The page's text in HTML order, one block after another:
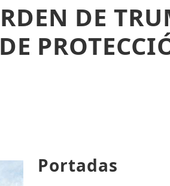
DE
Portadas